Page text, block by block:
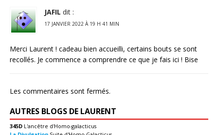
JAFIL dit :
17 JANVIER 2022 À 19 H 41 MIN
Merci Laurent ! cadeau bien accueilli, certains bouts se sont
recollés. Je commence a comprendre ce que je fais ici ! Bise
Les commentaires sont fermés.
AUTRES BLOGS DE LAURENT
345D L'ancêtre d'Homo-galacticus